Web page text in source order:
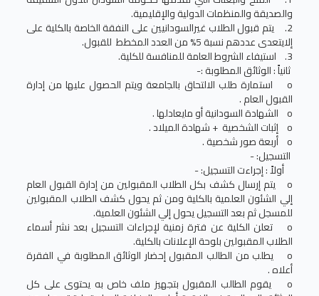
والصديقة والمنظمات الدولية والإقليمية.
2. يتم قبول الطلاب غيرالسودانيين على النفقة الخاصة بالكلية على
إلايتعدى عددهم نسبة 5% من العدد المخطط للقبول.
3. استيفاء الشروط العامة للمنافسة للكلية.
ثانياً : الوثائق المطلوبة :-
o استمارة طلب الالتحاق بالجامعة ويتم الحصول عليها من إدارة
القبول العام .
o الشهادة السودانية أو مايعادلها .
o إثبات الشخصية + شهادة الميلاد .
o أربعة صور شخصية .
التسجيل: -
أولاً : إجراءت التسجيل: -
o يتم إرسال كشف بكل الطلاب المقبولين من إدارة القبول العام
إلي الشئون العلمية بالكلية ومن ثم يحول كشف الطلاب المقبولين
للمسجل ثم بعد التسجيل يحول إلي الشئون العلمية.
o تعلن الكلية عن فترة زمنية لإجراءات التسجيل بعد نشر أسماء
الطلاب المقبولين بلوحة الإعلانات بالكلية.
o يطلب من الطالب المقبول إحضار الوثائق المطلوبة في الفقرة
أعلاه .
o يقوم الطالب المقبول بتجهيز ملف خاص به يحتوى على كل